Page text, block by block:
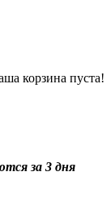
корзина пуста!
за 3 дня